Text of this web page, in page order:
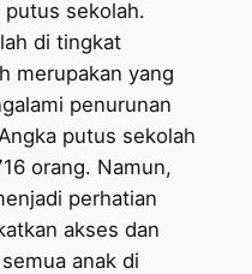
sekolah.
di tingkat
merupakan yang
penurunan
putus sekolah
orang. Namun,
perhatian
akses dan
anak di